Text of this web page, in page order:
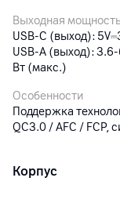
Выходная
USB-C (выход):
USB-A (выход):
Вт (макс.)
Особенности
Поддержка
QC3.0 / AFC / FCP,
Корпус